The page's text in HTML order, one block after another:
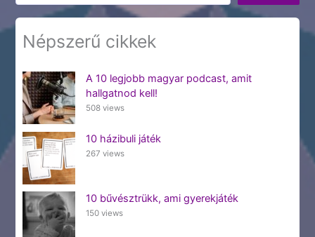
Népszerű cikkek
A 10 legjobb magyar podcast, amit
hallgatnod kell!
508 views
10 házibuli játék
267 views
10 bűvésztrükk, ami gyerekjáték
150 views